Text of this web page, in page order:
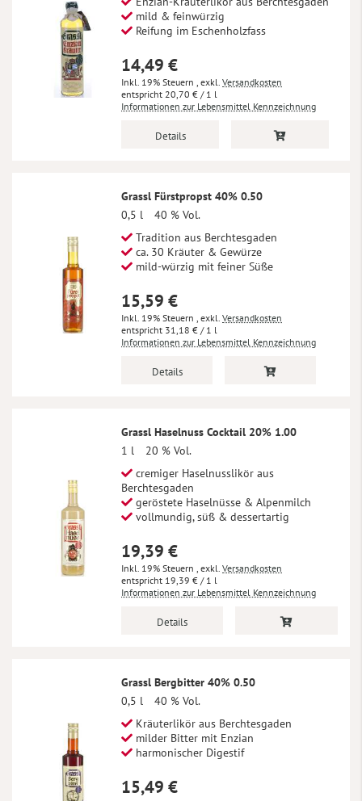
mild & feinwürzig
Reifung im Eschenholzfass
14,49 €
Inkl. 19% Steuern , exkl. Versandkosten
20,70 € / 1 l
Informationen zur Lebensmittel Kennzeichnung
Details
Grassl Fürstpropst 40% 0.50
0,5 l
40 % Vol.
Tradition aus Berchtesgaden
ca. 30 Kräuter & Gewürze
mild-würzig mit feiner Süße
15,59 €
Inkl. 19% Steuern , exkl. Versandkosten
31,18 € / 1 l
Informationen zur Lebensmittel Kennzeichnung
Details
Grassl Haselnuss Cocktail 20% 1.00
1 l
20 % Vol.
cremiger Haselnusslikör aus
Berchtesgaden
geröstete Haselnüsse & Alpenmilch
vollmundig, süß & dessertartig
19,39 €
Inkl. 19% Steuern , exkl. Versandkosten
19,39 € / 1 l
Informationen zur Lebensmittel Kennzeichnung
Details
Grassl Bergbitter 40% 0.50
0,5 l
40 % Vol.
Kräuterlikör aus Berchtesgaden
milder Bitter mit Enzian
harmonischer Digestif
15,49 €